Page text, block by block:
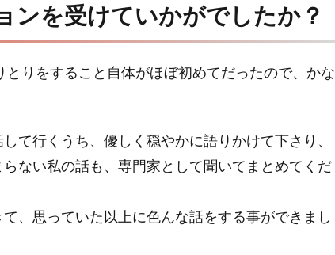
ンを受けていかがでしたか？
とりをすること自体がほぼ初めてだったので、かな
て行くうち、優しく穏やかに語りかけて下さり、
ない私の話も、専門家として聞いてまとめてくだ
、思っていた以上に色んな話をする事ができまし